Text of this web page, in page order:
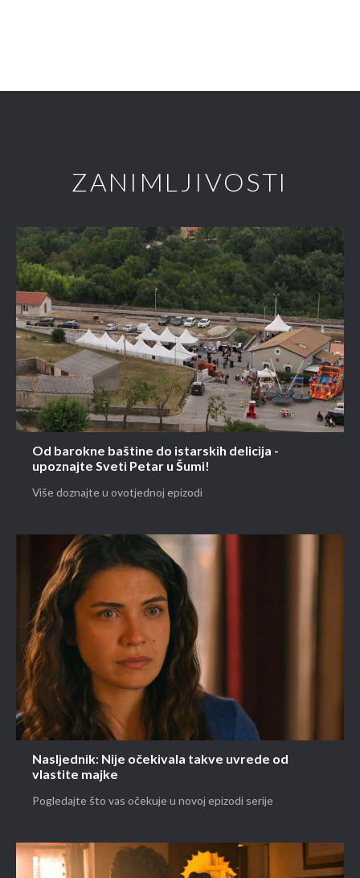
ZANIMLJIVOSTI
Od barokne baštine do istarskih delicija -
upoznajte Sveti Petar u Šumi!
Više doznajte u ovotjednoj epizodi
Nasljednik: Nije očekivala takve uvrede od
vlastite majke
Pogledajte što vas očekuje u novoj epizodi serije